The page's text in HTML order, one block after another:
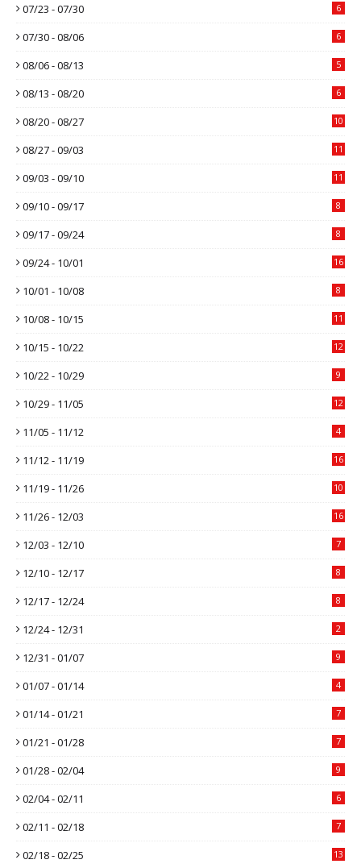
07/23 - 07/30 6
07/30 - 08/06 6
08/06 - 08/13 5
08/13 - 08/20 6
08/20 - 08/27 10
08/27 - 09/03 11
09/03 - 09/10 11
09/10 - 09/17 8
09/17 - 09/24 8
09/24 - 10/01 16
10/01 - 10/08 8
10/08 - 10/15 11
10/15 - 10/22 12
10/22 - 10/29 9
10/29 - 11/05 12
11/05 - 11/12 4
11/12 - 11/19 16
11/19 - 11/26 10
11/26 - 12/03 16
12/03 - 12/10 7
12/10 - 12/17 8
12/17 - 12/24 8
12/24 - 12/31 2
12/31 - 01/07 9
01/07 - 01/14 4
01/14 - 01/21 7
01/21 - 01/28 7
01/28 - 02/04 9
02/04 - 02/11 6
02/11 - 02/18 7
02/18 - 02/25 13